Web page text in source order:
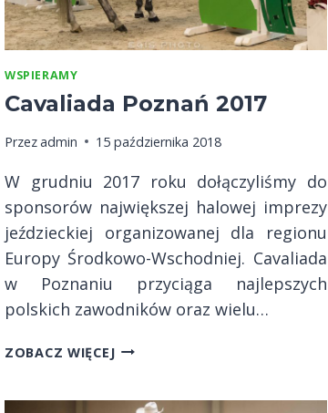
WSPIERAMY
Cavaliada Poznań 2017
Przezadmin 15 października 2018
W grudniu 2017 roku dołączyliśmy do
sponsorów największej halowej imprezy
jeździeckiej organizowanej dla regionu
Europy Środkowo-Wschodniej. Cavaliada
w Poznaniu przyciąga najlepszych
polskich zawodników oraz wielu…
ZOBACZ WIĘCEJCAVALIADA